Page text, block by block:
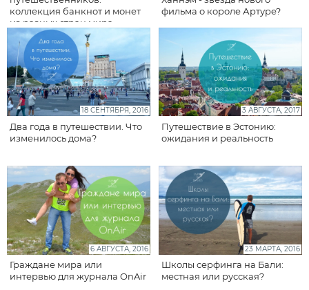
коллекция банкнот и монет
из разных стран мира
фильма о короле Артуре?
18 СЕНТЯБРЯ, 2016
Два года в путешествии. Что
изменилось дома?
3 АВГУСТА, 2017
Путешествие в Эстонию:
ожидания и реальность
6 АВГУСТА, 2016
Граждане мира или
интервью для журнала OnAir
23 МАРТА, 2016
Школы серфинга на Бали:
местная или русская?